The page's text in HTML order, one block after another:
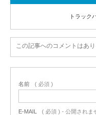
トラック
この記事へのコメントはあり
名前 ( 必須 )
E-MAIL ( 必須 ) - 公開されま